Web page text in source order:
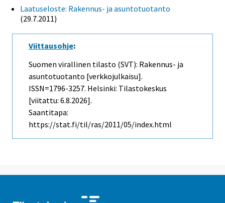
Laatuseloste: Rakennus- ja asuntotuotanto
(29.7.2011)
Viittausohje:
Suomen virallinen tilasto (SVT): Rakennus- ja
asuntotuotanto [verkkojulkaisu].
ISSN=1796-3257. Helsinki: Tilastokeskus
[viitattu: 6.8.2026].
Saantitapa:
https://stat.fi/til/ras/2011/05/index.html